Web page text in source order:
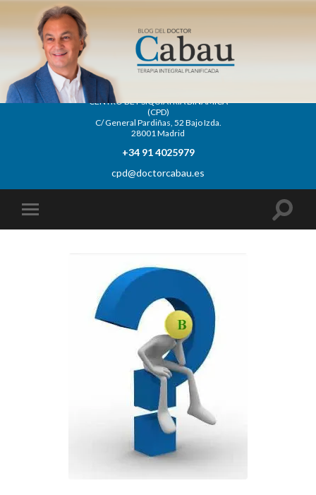
CENTRO DE PSIQUIATRÍA DINÁMICA
(CPD)
C/ General Pardiñas, 52 Bajo Izda.
28001 Madrid
+34 91 4025979
cpd@doctorcabau.es